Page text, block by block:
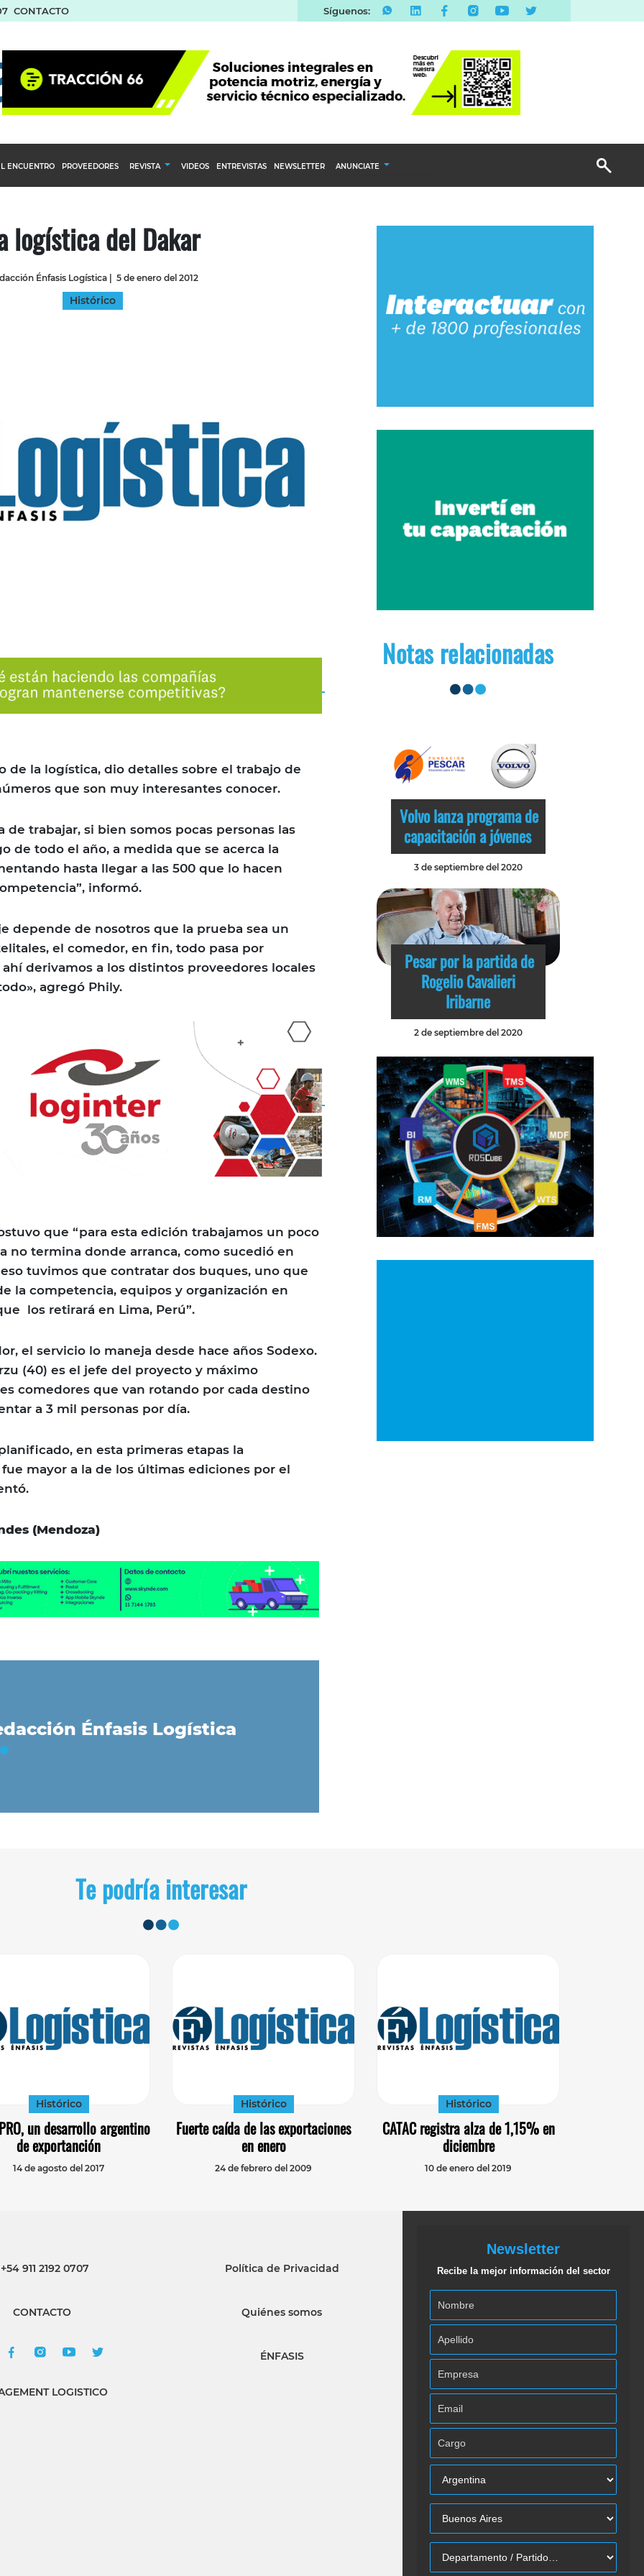
CONTACTO Síguenos:
ENCUENTRO PROVEEDORES REVISTA VIDEOS ENTREVISTAS NEWSLETTER ANUNCIATE
Email Marketing
logística del Dakar
Énfasis Logística| 5 de enero del 2012
Histórico
de la logística, dio detalles sobre el trabajo de
que son muy interesantes conocer.
de trabajar, si bien somos pocas personas las
de todo el año, a medida que se acerca la
hasta llegar a las 500 que lo hacen
informó.
depende de nosotros que la prueba sea un
el comedor, en fin, todo pasa por
derivamos a los distintos proveedores locales
agregó Phily.
que “para esta edición trabajamos un poco
no termina donde arranca, como sucedió en
eso tuvimos que contratar dos buques, uno que
la competencia, equipos y organización en
los retirará en Lima, Perú”.
el servicio lo maneja desde hace años Sodexo.
(40) es el jefe del proyecto y máximo
comedores que van rotando por cada destino
a 3 mil personas por día.
en esta primeras etapas la
mayor a la de los últimas ediciones por el
(Mendoza)
Énfasis Logística
Notas relacionadas
Volvo lanza programa de
capacitación a jóvenes
3 de septiembre del 2020
Pesar por la partida de
Rogelio Cavalieri
Iribarne
2 de septiembre del 2020
Te podría interesar
Histórico
un desarrollo argentino
de exportanción
14 de agosto del 2017
Histórico
Fuerte caída de las exportaciones
en enero
24 de febrero del 2009
Histórico
CATAC registra alza de 1,15% en
diciembre
10 de enero del 2019
911 2192 0707
CONTACTO
LOGISTICO
Política de Privacidad
Quiénes somos
ÉNFASIS
Newsletter
Recibe la mejor información del sector